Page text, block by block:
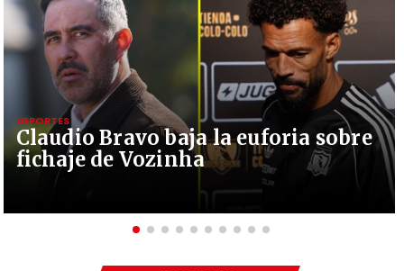
Claudio Bravo baja la euforia sobre
fichaje de Vozinha
DEPORTES